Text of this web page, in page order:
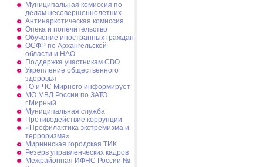
Муниципальная комиссия по
делам несовершеннолетних
Антинаркотическая комиссия
Опека и попечительство
Обучение иностранных граждан
ОСФР по Архангельской
области и НАО
Поддержка участникам СВО
Укрепление общественного
здоровья
ГО и ЧС Мирного информирует
МО МВД России по ЗАТО
г.Мирный
Муниципальная cлужба
Противодействие коррупции
«Профилактика экстремизма и
терроризма»
Мирнинская городская ТИК
Резерв управленческих кадров
Межрайонная ИФНС России №